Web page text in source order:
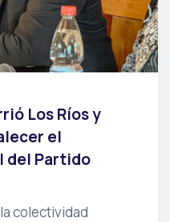
Los Ríos y
el
del Partido
colectividad